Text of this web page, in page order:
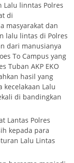
Lalu linntas Polres
di
masyarakat dan
lalu lintas di Polres
dari manusianya
To Campus yang
Tuban AKP EKO
hasil yang
kecelakaan Lalu
di bandingkan
Lantas Polres
kepada para
Lalu Lintas